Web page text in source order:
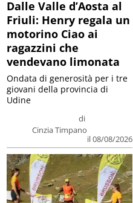
Dalle Valle d’Aosta al
Friuli: Henry regala un
motorino Ciao ai
ragazzini che
vendevano limonata
di
Cinzia Timpano
il 08/08/2026
Ondata di generosità per i tre
giovani della provincia di
Udine